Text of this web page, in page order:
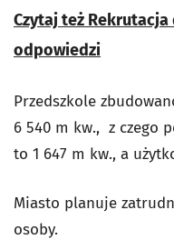
Czytaj też
odpowiedzi
Przedszkole
6 540 m kw., z czego
to 1 647 m kw., a
Miasto planuje
osoby.